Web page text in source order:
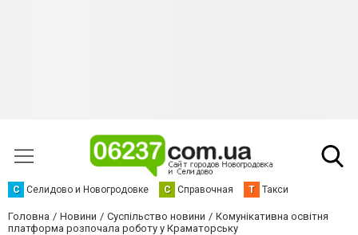
С Селидово и Новогродовке С Справочная Т Такси
Головна Новини Суспільство новини
Комунікативна освітня
платформа розпочала роботу у Краматорську